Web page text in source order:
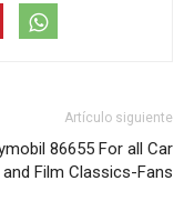
Artículo siguiente
86655 For all Car
Film Classics-Fans